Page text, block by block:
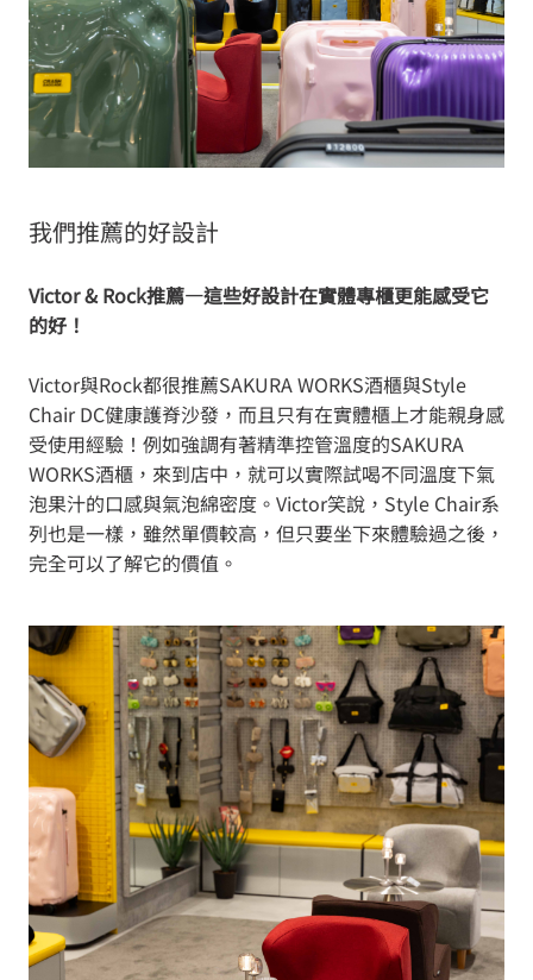
我們推薦的好設計
Victor & Rock推薦—這些好設計在實體專櫃更能感受它
的好！
Victor與Rock都很推薦SAKURA WORKS酒櫃與Style
Chair DC健康護脊沙發，而且只有在實體櫃上才能親身感
受使用經驗！例如強調有著精準控管溫度的SAKURA
WORKS酒櫃，來到店中，就可以實際試喝不同溫度下氣
泡果汁的口感與氣泡綿密度。Victor笑說，Style Chair系
列也是一樣，雖然單價較高，但只要坐下來體驗過之後，
完全可以了解它的價值。